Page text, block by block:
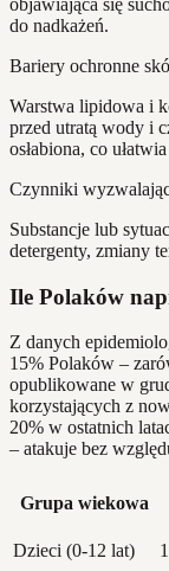
objawiająca się
do nadkażeń.
Bariery ochronne
Warstwa lipidowa i
przed utratą wody i
osłabiona, co
Czynniki
Substancje lub
detergenty, zmiany
Ile Polaków
Z danych
15% Polaków –
opublikowane w
korzystających z
20% w ostatnich
– atakuje bez
Grupa wiekowa
Dzieci (0-12 lat)